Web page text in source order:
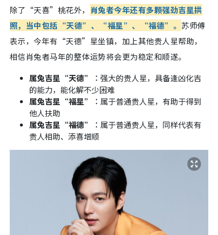
除了“天喜”桃花外， 肖兔者今年还有多颗强劲吉星拱
照，当中包括“天德”、“福星”、“福德”。 苏师傅
表示，今年有“天德”星坐镇，加上其他贵人星帮助，
相信肖兔者马年的整体运势将会更为稳定和顺遂。
属兔吉星“天德”︰ 强大的贵人星，具备逢凶化吉
的能力，能化解不少困难
属兔吉星“福星”︰ 属于普通贵人星，有助于得到
他人扶助
属兔吉星“福德”︰ 属于普通贵人星，同样代表有
贵人相助、添喜增顺